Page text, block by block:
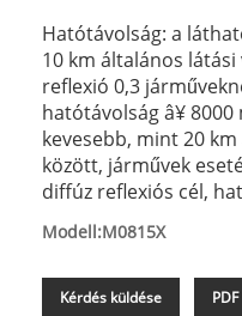
Hatótávolság: a
10 km általános
reflexió 0,3
hatótávolság â¥
kevesebb, mint 20
között, járművek
diffúz reflexiós cél,
Modell:M0815X
Kérdés küldése